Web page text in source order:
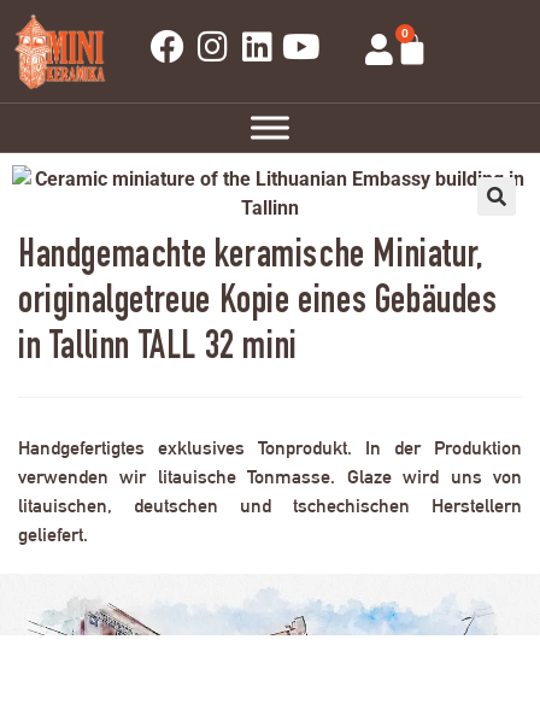
0
Handgemachte keramische Miniatur,
originalgetreue Kopie eines Gebäudes
in Tallinn TALL 32 mini
Handgefertigtes exklusives Tonprodukt. In der Produktion
verwenden wir litauische Tonmasse. Glaze wird uns von
litauischen, deutschen und tschechischen Herstellern
geliefert.